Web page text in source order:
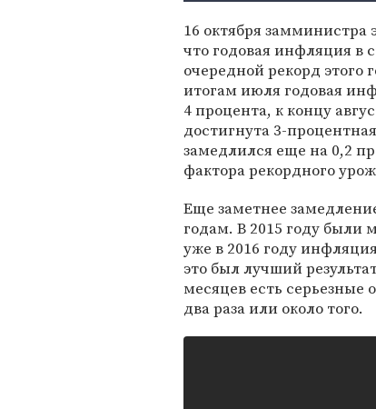
16 октября замминистра
что годовая инфляция в
очередной рекорд
итогам июля годовая
4 процента, к концу
достигнута 3-
замедлился еще на 0,2
фактора рекордного
Еще заметнее
годам. В 2015 году были
уже в 2016 году
это был лучший
месяцев есть серьезные
два раза или около того.